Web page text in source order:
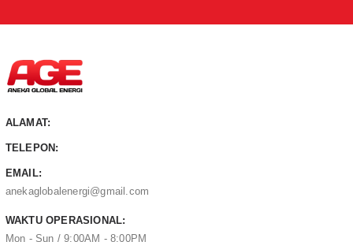
ALAMAT:
TELEPON:
EMAIL:
anekaglobalenergi@gmail.com
WAKTU OPERASIONAL:
Mon - Sun / 9:00AM - 8:00PM